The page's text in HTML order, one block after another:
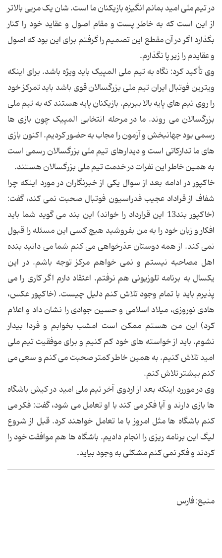
در تیم ملی امید بمانم انگیزه بازیکنان ما است. شان یک مربی بالاتر
از این است که به خاطر پست و مقام اصول و عقاید خود را کنار
بگذارد اگر در آن مقطع این تصمیم را گرفتم برای این بود که اصول
و عقایدم را زیر پا نگذارم.
وی تأکید کرد: نگاه به تیم ملی المپیک باید ویژه باشد. برای اینکه
ویترین فوتبال ایران تیم ملی بزرگسالان قوی باشد باید تمرکز خود
را روی تیم های پایه بالا ببریم. بازیکنان پایه هستند که به تیم ملی
بزرگسالان می روند. ما در مرحله انتخابی المپیک چون بازی ها
رسمی بود جهانبخش و آزمون را مجاب به حضور کردیم. اکنون بازی
های ما تدارکاتی است و دیدارهای تیم ملی بزرگسالان رسمی است
به همین خاطر این نفرات در خدمت تیم ملی بزرگسالان هستند.
خاکپور در ادامه بعد از سوال یکی از خبرنگاران در مورد اینکه چرا
شفاف از قراداد عجیب فدراسیون فوتبال صحبت نمی کند، گفت:
(خاکپور بند13 این قرارداد را خواند) این بند می گوید شما باید
افکار و زبان خود را به من بفروشید هیچ کسی این مسئله را قبول
نمی کند. از همه دوستان عذرخواهی می کنم شما می دانید بنده
اهل مصاحبه نیستم و نمی خواهم مرکز توجه باشم. در این
یکسال به برنامه تلوزیونی هم نرفتم. اعتقاد دارم اگر کاری را می
پذیرم باید با تمام وجود تلاش کنم دلیل چیست. (خاکپور عکس،
هادی نوروزی، میلاد اسلامی و حسین جوادی را نشان داد و اعلام
کرد) این من هستم ممکن است امشب بخوابم و فردا بیدار
نشوم. باید از خواسته های خود کم کنیم و برای موفقیت تیم ملی
امید تلاش کنیم. به همین خاطر کمتر صحبت می کنم و سعی می
کنم بیشتر تلاش کنم.
وی در موررد اینکه بعد از اردوی آخر تیم ملی امید در کیش باشگاه
ها بازی دارند و آیا فکر می کند با او تعامل می شود، گفت: فکر می
کنم باشگاه ها مثل امروز با ما تعامل خواهند کرد. قبل از شروع
لیگ این برنامه ریزی را انجام دادیم. باشگاه ها هم موافقت خود را
کردند و فکر نمی کنم مشکلی به وجود بیاید.
منبع: فارس